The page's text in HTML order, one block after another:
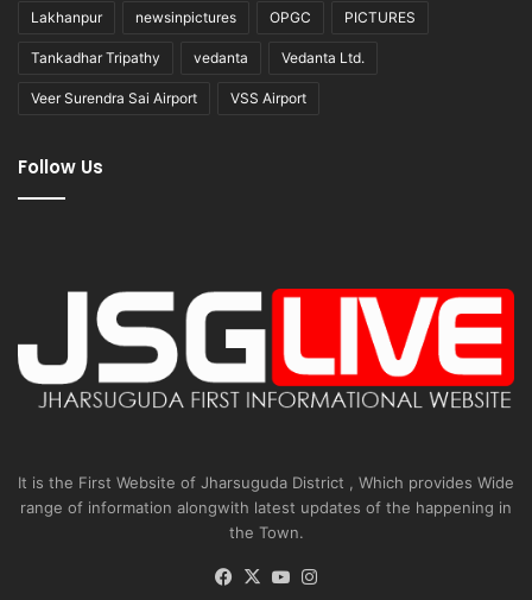
Lakhanpur newsinpictures OPGC PICTURES
Tankadhar Tripathy vedanta Vedanta Ltd.
Veer Surendra Sai Airport VSS Airport
Follow Us
It is the First Website of Jharsuguda District , Which provides Wide
range of information alongwith latest updates of the happening in
the Town.
Facebook
X YouTube